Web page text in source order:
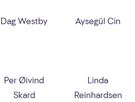
Dag Westby Aysegül Cin
Per Øivind
Skard
Linda
Reinhardsen